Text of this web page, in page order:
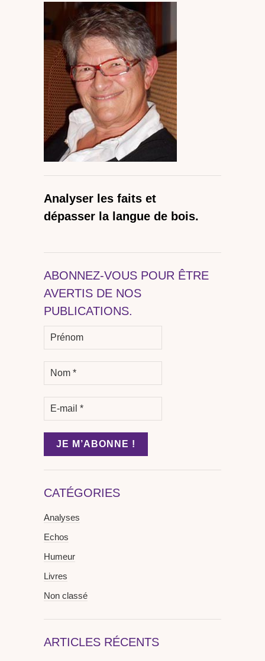
Analyser les faits et
dépasser la langue de bois.
ABONNEZ-VOUS POUR ÊTRE
AVERTIS DE NOS
PUBLICATIONS.
CATÉGORIES
Analyses
Echos
Humeur
Livres
Non classé
ARTICLES RÉCENTS